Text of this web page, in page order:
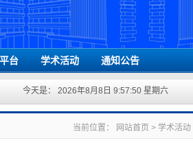
台 学术活动 通知公告
今天是： 2026年8月8日 9:57:50 星期六
当前位置： 网站首页 > 学术活动